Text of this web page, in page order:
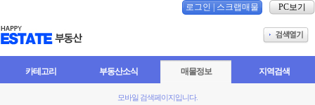
로그인 스크랩매물 PC보기
카테고리 부동산소식 매물정보 지역검색
모바일 검색페이지입니다.